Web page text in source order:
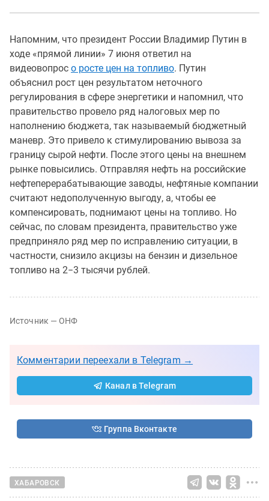
Напомним, что президент России Владимир Путин в
ходе «прямой линии» 7 июня ответил на
видеовопрос о росте цен на топливо. Путин
объяснил рост цен результатом неточного
регулирования в сфере энергетики и напомнил, что
правительство провело ряд налоговых мер по
наполнению бюджета, так называемый бюджетный
маневр. Это привело к стимулированию вывоза за
границу сырой нефти. После этого цены на внешнем
рынке повысились. Отправляя нефть на российские
нефтеперерабатывающие заводы, нефтяные компании
считают недополученную выгоду, а, чтобы ее
компенсировать, поднимают цены на топливо. Но
сейчас, по словам президента, правительство уже
предприняло ряд мер по исправлению ситуации, в
частности, снизило акцизы на бензин и дизельное
топливо на 2−3 тысячи рублей.
Источник — ОНФ
Комментарии переехали в Telegram →
Канал в Telegram
Группа Вконтакте
ХАБАРОВСК